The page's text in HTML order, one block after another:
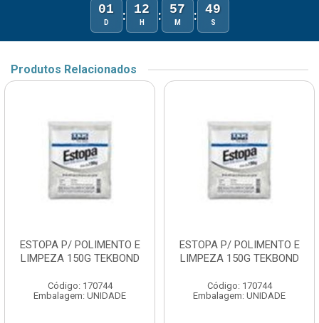
01
D : 12
H : 57
M : 49
S
Produtos Relacionados
ESTOPA P/ POLIMENTO E
LIMPEZA 150G TEKBOND
Código: 170744
Embalagem: UNIDADE
ESTOPA P/ POLIMENTO E
LIMPEZA 150G TEKBOND
Código: 170744
Embalagem: UNIDADE